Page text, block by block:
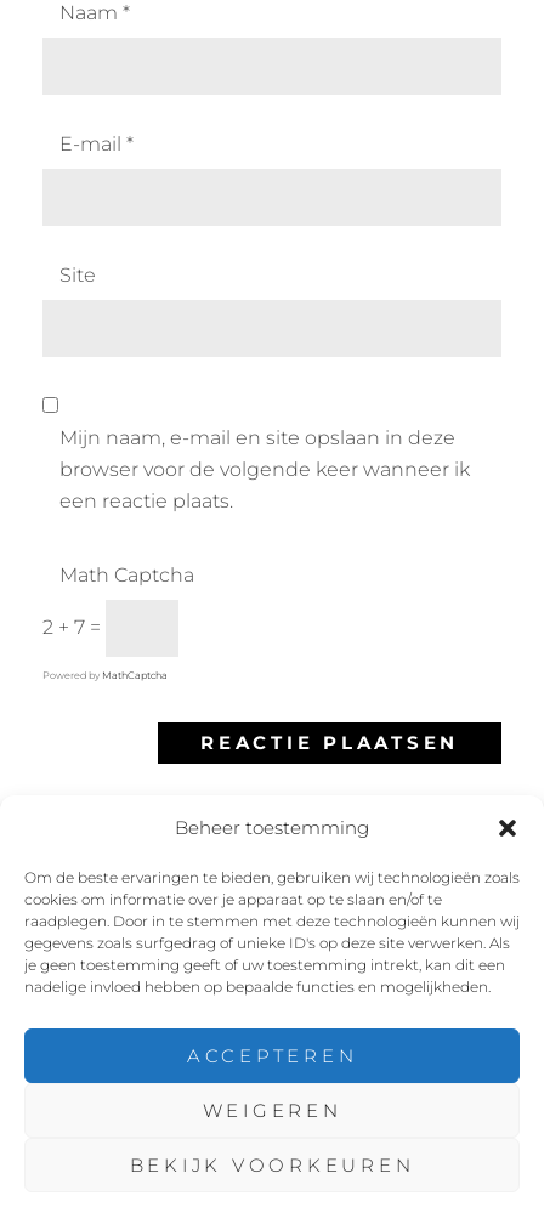
Beheer toestemming
Om de beste ervaringen te bieden, gebruiken wij technologieën zoals
cookies om informatie over je apparaat op te slaan en/of te
raadplegen. Door in te stemmen met deze technologieën kunnen wij
gegevens zoals surfgedrag of unieke ID's op deze site verwerken. Als
je geen toestemming geeft of uw toestemming intrekt, kan dit een
nadelige invloed hebben op bepaalde functies en mogelijkheden.
ACCEPTEREN
WEIGEREN
BEKIJK VOORKEUREN
Naam *
E-mail *
Site
Mijn naam, e-mail en site opslaan in deze
browser voor de volgende keer wanneer ik
een reactie plaats.
Math Captcha
2 + 7 =
Powered by MathCaptcha
Facebook
Instagram
Twitter
YouTube
COPYRIGHT © 2026ROX THE ROXETTE TRIBUTE